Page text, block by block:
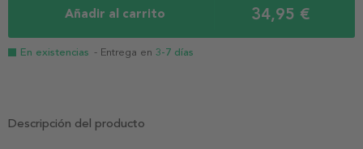
Añadir al carrito 34,95 €
En existencias - Entrega en 3-7 días
Descripción del producto